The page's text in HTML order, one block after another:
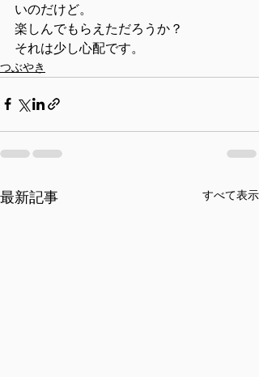
いのだけど。
楽しんでもらえただろうか？
それは少し心配です。
つぶやき
最新記事 すべて表示